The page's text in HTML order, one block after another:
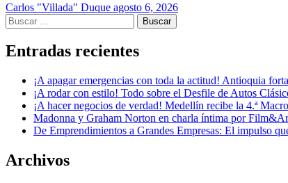
Carlos "Villada" Duque agosto 6, 2026
Buscar:
Entradas recientes
¡A apagar emergencias con toda la actitud! Antioquia
¡A rodar con estilo! Todo sobre el Desfile de Autos
¡A hacer negocios de verdad! Medellín recibe la 4.ª
Madonna y Graham Norton en charla íntima por
De Emprendimientos a Grandes Empresas: El impulso
Archivos